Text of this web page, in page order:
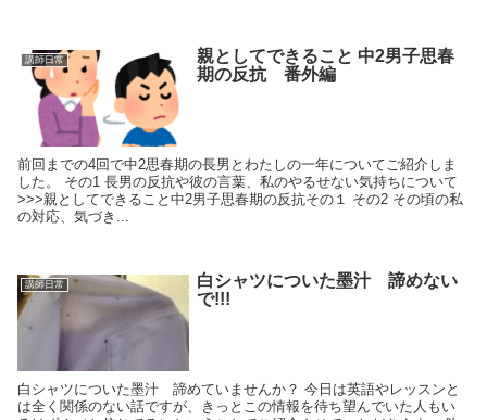
講師日常
親としてできること 中2男子思春
期の反抗 番外編
前回までの4回で中2思春期の長男とわたしの一年についてご紹介しま
した。 その1 長男の反抗や彼の言葉、私のやるせない気持ちについて
>>>親としてできること中2男子思春期の反抗その１ その2 その頃の私
の対応、気づき...
講師日常
白シャツについた墨汁 諦めない
で!!!
白シャツについた墨汁 諦めていませんか？ 今日は英語やレッスンと
は全く関係のない話ですが、きっとこの情報を待ち望んでいた人もい